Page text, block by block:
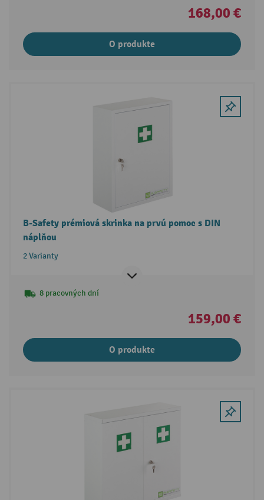
168,00 €
O produkte
B-Safety prémiová skrinka na prvú pomoc s DIN
náplňou
2 Varianty
8 pracovných dní
159,00 €
O produkte